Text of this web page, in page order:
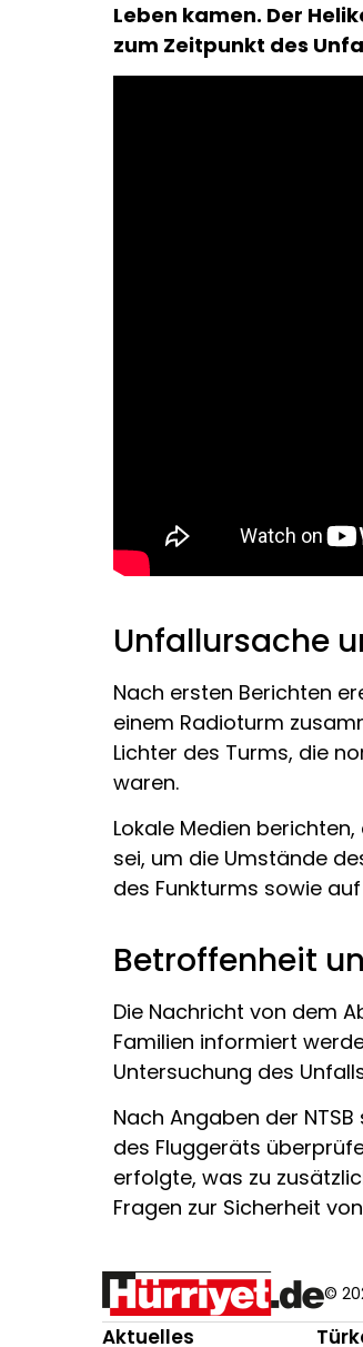
Leben kamen. Der
zum Zeitpunkt des
Unfallursache
Nach ersten Berichten
einem Radioturm
Lichter des Turms, die
waren.
Lokale Medien
sei, um die Umstände
des Funkturms sowie
Betroffenheit
Die Nachricht von dem
Familien informiert
Untersuchung des
Nach Angaben der
des Fluggeräts
erfolgte, was zu
Fragen zur Sicherheit
©
Aktuelles